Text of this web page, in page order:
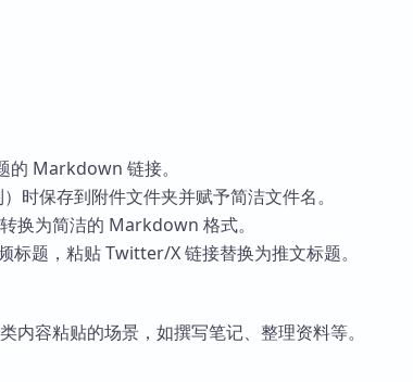
的 Markdown 链接。
时保存到附件文件夹并赋予简洁文件名。
换为简洁的 Markdown 格式。
标题，粘贴 Twitter/X 链接替换为推文标题。
内容粘贴的场景，如撰写笔记、整理资料等。